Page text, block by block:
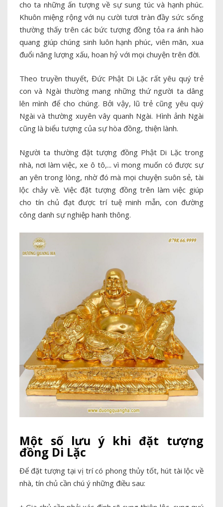
cho ta những ấn tượng về sự sung túc và hạnh phúc.
Khuôn miệng rộng với nụ cười tươi tràn đầy sức sống
thường thấy trên các bức tượng đồng tỏa ra ánh hào
quang giúp chúng sinh luôn hạnh phúc, viên mãn, xua
đuổi năng lượng xấu, hoan hỷ với mọi chuyện trên đời.
Theo truyền thuyết, Đức Phật Di Lặc rất yêu quý trẻ
con và Ngài thường mang những thứ người ta dâng
lên mình để cho chúng. Bởi vậy, lũ trẻ cũng yêu quý
Ngài và thường xuyên vây quanh Ngài. Hình ảnh Ngài
cũng là biểu tượng của sự hòa đồng, thiện lành.
Người ta thường đặt tượng đồng Phật Di Lặc trong
nhà, nơi làm việc, xe ô tô,... vì mong muốn có được sự
an yên trong lòng, nhờ đó mà mọi chuyện suôn sẻ, tài
lộc chảy về. Việc đặt tượng đồng trên làm việc giúp
cho tín chủ đạt được trí tuệ minh mẫn, con đường
công danh sự nghiệp hanh thông.
Một số lưu ý khi đặt tượng
đồng Di Lặc
Để đặt tượng tại vị trí có phong thủy tốt, hút tài lộc về
nhà, tín chủ cần chú ý những điều sau: